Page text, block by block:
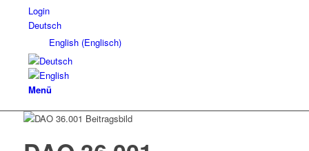
Login
Deutsch
English(Englisch)
Menü